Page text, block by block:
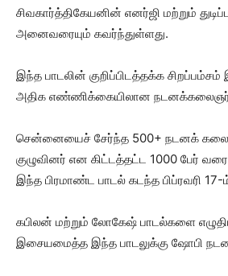
சிவகார்த்திகேயனின் எனர்ஜி மற்றும்
அனைவரையும் கவர்ந்துள்ளது.
இந்த பாடலின் குறிப்பிடத்தக்க
அதிக எண்ணிக்கையிலான
சென்னையைச் சேர்ந்த 500+ நடனக்
குழுவினர் என கிட்டத்தட்ட 1000 பேர்
இந்த பிரமாண்ட பாடல் கடந்த பிப்ரவரி
கபிலன் மற்றும் லோகேஷ் பாடல்களை
இசையமைத்த இந்த பாடலுக்கு ஷோபி